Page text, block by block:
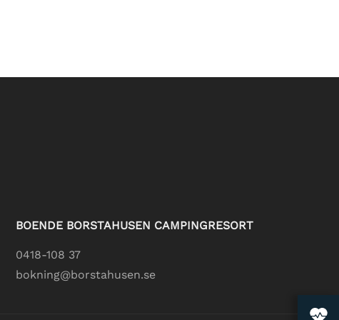
BOENDE BORSTAHUSEN CAMPINGRESORT
0418-108 37
bokning@borstahusen.se